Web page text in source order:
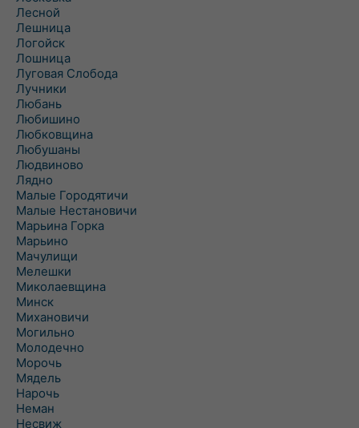
Лесной
Лешница
Логойск
Лошница
Луговая Слобода
Лучники
Любань
Любишино
Любковщина
Любушаны
Людвиново
Лядно
Малые Городятичи
Малые Нестановичи
Марьина Горка
Марьино
Мачулищи
Мелешки
Миколаевщина
Минск
Михановичи
Могильно
Молодечно
Морочь
Мядель
Нарочь
Неман
Несвиж